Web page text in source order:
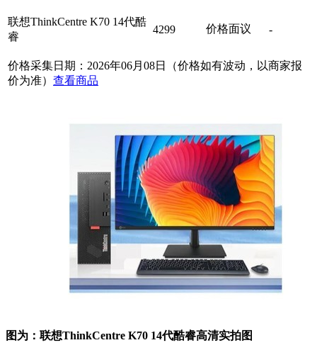
联想ThinkCentre K70 14代酷
睿
4299 价格面议 -
价格采集日期：2026年06月08日（价格如有波动，以商家报
价为准） 查看商品
图为：联想ThinkCentre K70 14代酷睿高清实拍图